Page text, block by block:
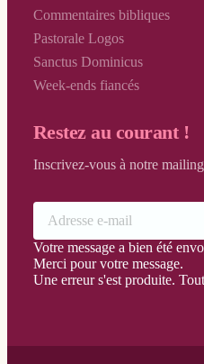
Commentaires bibliques
Pastorale Logos
Sanctus Dominicus
Week-ends fiancés
Restez au courant !
Inscrivez-vous à notre
Votre message a bien été
Merci pour votre message.
Une erreur s'est produite.